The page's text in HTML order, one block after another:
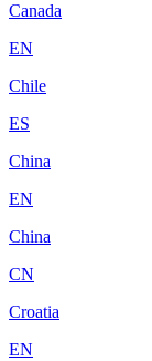
Canada
EN
Chile
ES
China
EN
China
CN
Croatia
EN